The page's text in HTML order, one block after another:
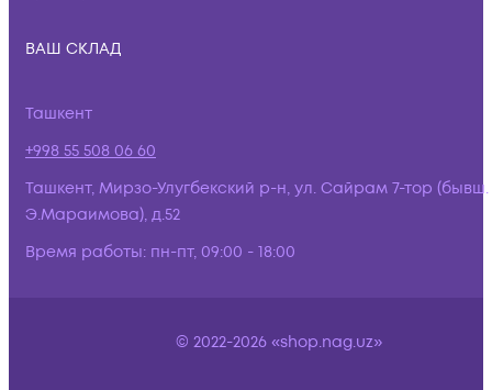
ВАШ СКЛАД
Ташкент
+998 55 508 06 60
Ташкент, Мирзо-Улугбекский р-н, ул. Сайрам 7-тор (бывш.
Э.Мараимова), д.52
Время работы: пн-пт, 09:00 - 18:00
© 2022-2026 «shop.nag.uz»